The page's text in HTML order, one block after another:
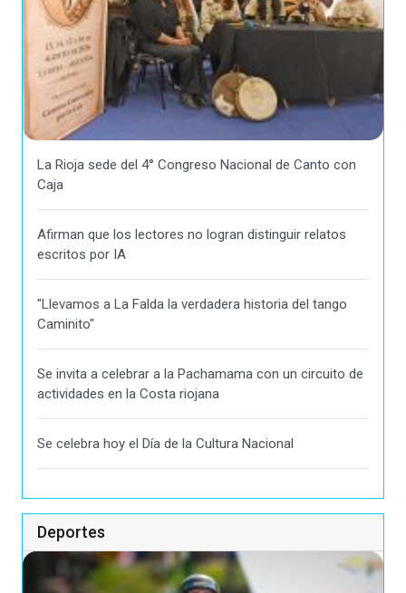
La Rioja sede del 4° Congreso Nacional de Canto con
Caja
Afirman que los lectores no logran distinguir relatos
escritos por IA
"Llevamos a La Falda la verdadera historia del tango
Caminito"
Se invita a celebrar a la Pachamama con un circuito de
actividades en la Costa riojana
Se celebra hoy el Día de la Cultura Nacional
Deportes